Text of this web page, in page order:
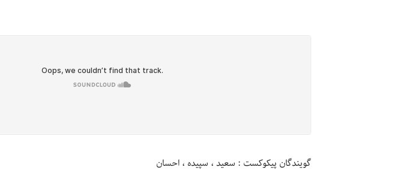
گویندگان پیکوکست : سعید ، سپیده ، احسان